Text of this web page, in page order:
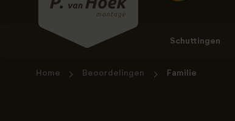
Schuttingen
Home Beoordelingen Familie